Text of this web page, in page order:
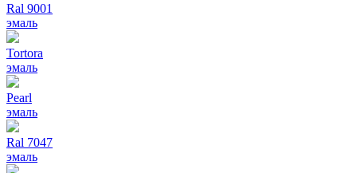
Ral 9001
эмаль
Tortora
эмаль
Pearl
эмаль
Ral 7047
эмаль